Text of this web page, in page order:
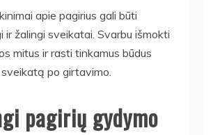
apie pagirius gali būti
ir žalingi sveikatai. Svarbu išmokti
mitus ir rasti tinkamus būdus
po girtavimo.
pagirių gydymo